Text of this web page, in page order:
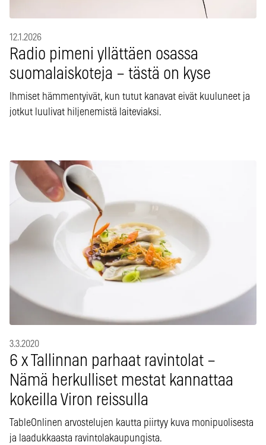
12.1.2026
Radio pimeni yllättäen osassa
suomalaiskoteja – tästä on kyse
Ihmiset hämmentyivät, kun tutut kanavat eivät kuuluneet ja
jotkut luulivat hiljenemistä laiteviaksi.
3.3.2020
6 x Tallinnan parhaat ravintolat –
Nämä herkulliset mestat kannattaa
kokeilla Viron reissulla
TableOnlinen arvostelujen kautta piirtyy kuva monipuolisesta
ja laadukkaasta ravintolakaupungista.